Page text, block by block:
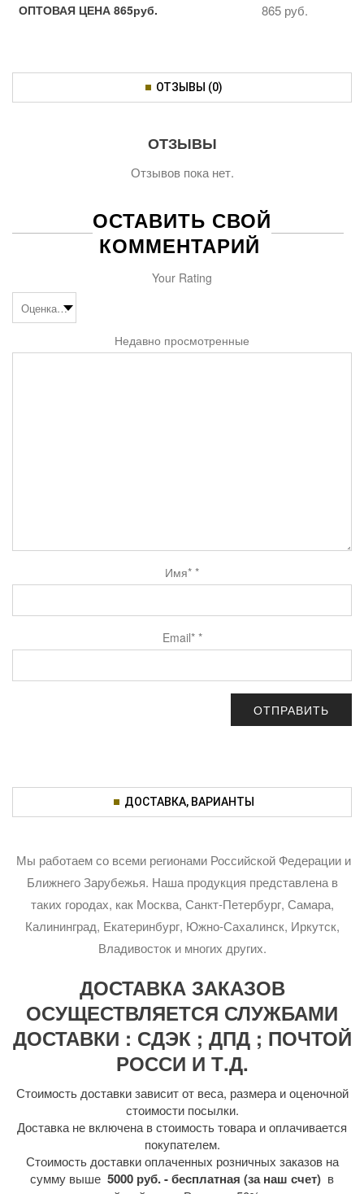
ОПТОВАЯ ЦЕНА 865руб. 865 руб.
ОТЗЫВЫ (0)
ОТЗЫВЫ
Отзывов пока нет.
ОСТАВИТЬ СВОЙ
КОММЕНТАРИЙ
Your Rating
Недавно просмотренные
Имя* *
Email* *
ДОСТАВКА, ВАРИАНТЫ
Мы работаем со всеми регионами Российской Федерации и
Ближнего Зарубежья. Наша продукция представлена в
таких городах, как Москва, Санкт-Петербург, Самара,
Калининград, Екатеринбург, Южно-Сахалинск, Иркутск,
Владивосток и многих других.
ДОСТАВКА ЗАКАЗОВ
ОСУЩЕСТВЛЯЕТСЯ СЛУЖБАМИ
ДОСТАВКИ : СДЭК ; ДПД ; ПОЧТОЙ
РОССИ И Т.Д.
Стоимость доставки зависит от веса, размера и оценочной
стоимости посылки.
Доставка не включена в стоимость товара и оплачивается
покупателем.
Стоимость доставки оплаченных розничных заказов на
сумму выше 5000 руб. - бесплатная (за наш счет) в